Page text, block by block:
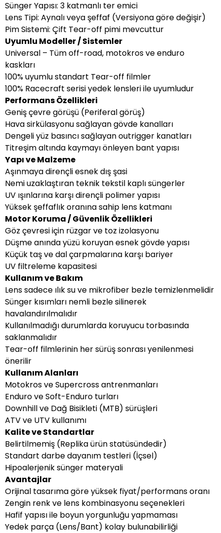
Sünger Yapısı: 3 katmanlı ter emici
Lens Tipi: Aynalı veya şeffaf (Versiyona göre değişir)
Pim Sistemi: Çift Tear-off pimi mevcuttur
Uyumlu Modeller / Sistemler
Universal – Tüm off-road, motokros ve enduro
kaskları
100% uyumlu standart Tear-off filmler
100% Racecraft serisi yedek lensleri ile uyumludur
Performans Özellikleri
Geniş çevre görüşü (Periferal görüş)
Hava sirkülasyonu sağlayan gövde kanalları
Dengeli yüz basıncı sağlayan outrigger kanatları
Titreşim altında kaymayı önleyen bant yapısı
Yapı ve Malzeme
Aşınmaya dirençli esnek dış şasi
Nemi uzaklaştıran teknik tekstil kaplı süngerler
UV ışınlarına karşı dirençli polimer yapısı
Yüksek şeffaflık oranına sahip lens katmanı
Motor Koruma / Güvenlik Özellikleri
Göz çevresi için rüzgar ve toz izolasyonu
Düşme anında yüzü koruyan esnek gövde yapısı
Küçük taş ve dal çarpmalarına karşı bariyer
UV filtreleme kapasitesi
Kullanım ve Bakım
Lens sadece ılık su ve mikrofiber bezle temizlenmelidir
Sünger kısımları nemli bezle silinerek
havalandırılmalıdır
Kullanılmadığı durumlarda koruyucu torbasında
saklanmalıdır
Tear-off filmlerinin her sürüş sonrası yenilenmesi
önerilir
Kullanım Alanları
Motokros ve Supercross antrenmanları
Enduro ve Soft-Enduro turları
Downhill ve Dağ Bisikleti (MTB) sürüşleri
ATV ve UTV kullanımı
Kalite ve Standartlar
Belirtilmemiş (Replika ürün statüsündedir)
Standart darbe dayanım testleri (İçsel)
Hipoalerjenik sünger materyali
Avantajlar
Orijinal tasarıma göre yüksek fiyat/performans oranı
Zengin renk ve lens kombinasyonu seçenekleri
Hafif yapısı ile boyun yorgunluğu yapmaması
Yedek parça (Lens/Bant) kolay bulunabilirliği